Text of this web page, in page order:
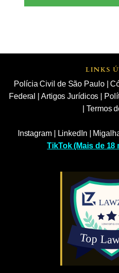
LINKS
Polícia Civil de São Paulo|
Federal
Artigos Jurídicos
|Termos
Instagram| LinkedIn
TikTok (Mais de